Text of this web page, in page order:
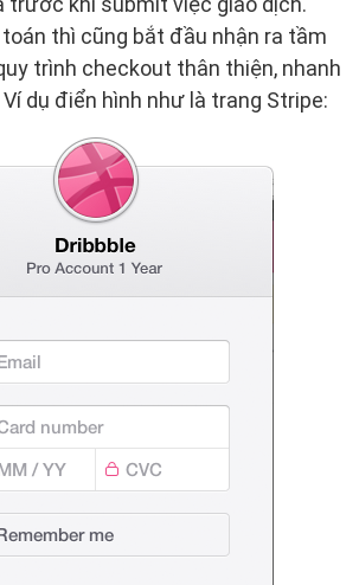
thì cũng bắt đầu nhận ra tầm
trình checkout thân thiện, nhanh
dụ điển hình như là trang Stripe: